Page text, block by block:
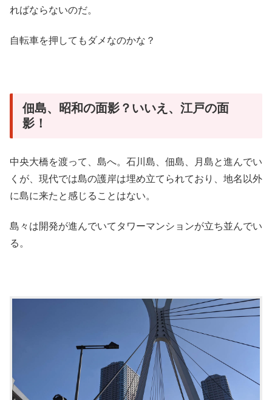
ればならないのだ。
自転車を押してもダメなのかな？
佃島、昭和の面影？いいえ、江戸の面
影！
中央大橋を渡って、島へ。石川島、佃島、月島と進んでい
くが、現代では島の護岸は埋め立てられており、地名以外
に島に来たと感じることはない。
島々は開発が進んでいてタワーマンションが立ち並んでい
る。